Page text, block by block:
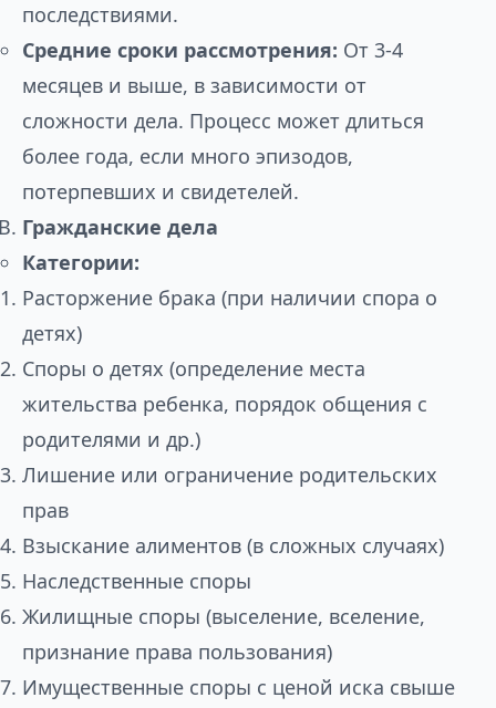
последствиями.
Средние сроки рассмотрения: От 3-4
месяцев и выше, в зависимости от
сложности дела. Процесс может длиться
более года, если много эпизодов,
потерпевших и свидетелей.
Гражданские дела
Категории:
Расторжение брака (при наличии спора о
детях)
Споры о детях (определение места
жительства ребенка, порядок общения с
родителями и др.)
Лишение или ограничение родительских
прав
Взыскание алиментов (в сложных случаях)
Наследственные споры
Жилищные споры (выселение, вселение,
признание права пользования)
Имущественные споры с ценой иска свыше